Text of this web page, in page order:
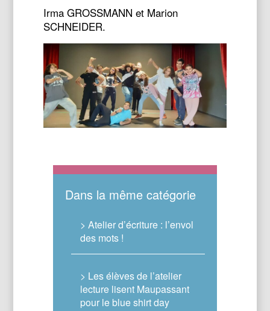
Irma GROSSMANN et Marion
SCHNEIDER.
Dans la même catégorie
> Atelier d’écriture : l’envol
des mots !
> Les élèves de l’atelier
lecture lisent Maupassant
pour le blue shirt day